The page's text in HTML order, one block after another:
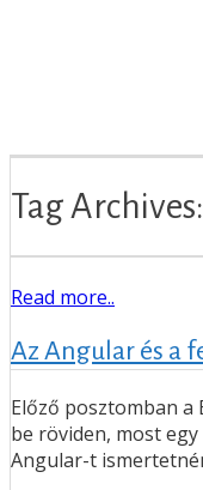
Tag
Read more..
Az Angular és a
Előző posztomban
be röviden, most
Angular-t